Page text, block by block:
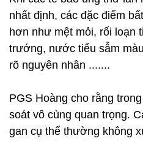
nhất định, các đặc điểm
hơn như mệt mỏi, rối loạn
trướng, nước tiểu sẫm
rõ nguyên nhân .......
PGS Hoàng cho rằng
soát vô cùng quan trọng.
gan cụ thể thường không